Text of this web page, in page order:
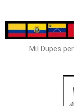
Mil Dupes